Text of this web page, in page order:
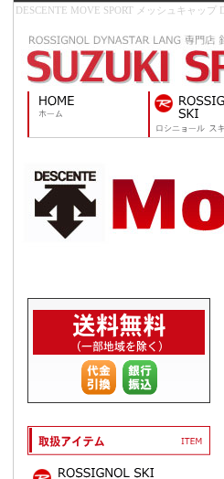
DESCENTE MOVE SPORT メッシュキャップ